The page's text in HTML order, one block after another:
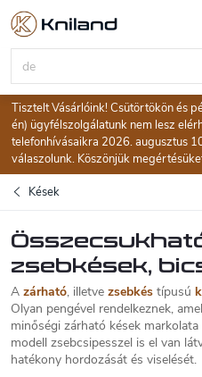
Ugrás
tartalomhoz
Tisztelt Vásárlóink! Csütörtökön és
én) ügyfélszolgálatunk nem lesz
telefonhívásaikra 2026. augusztus
válaszolunk. Köszönjük
Kések
zsebkések,
A zárható, illetve zsebkés típusú
Olyan pengével rendelkeznek,
minőségi zárható kések
modell zsebcsipesszel is el van
hatékony hordozását és viselését.